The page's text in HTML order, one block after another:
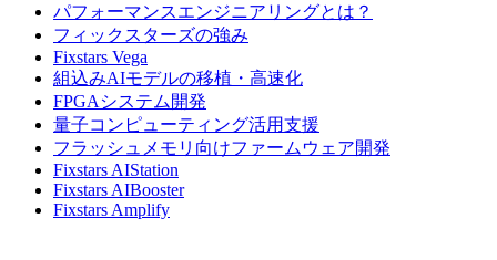
パフォーマンスエンジニアリングとは？
フィックスターズの強み
Fixstars Vega
組込みAIモデルの移植・高速化
FPGAシステム開発
量子コンピューティング活用支援
フラッシュメモリ向けファームウェア開発
Fixstars AIStation
Fixstars AIBooster
Fixstars Amplify